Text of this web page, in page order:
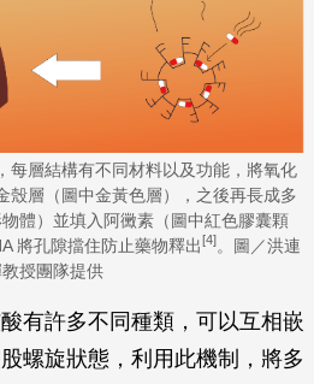
殼層（圖中金黃色層），之後再長成多
體）並填入阿黴素（圖中紅色膠囊顆
將孔隙擋住防止藥物釋出[4]。圖／洪連